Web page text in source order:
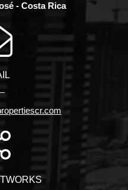
- Costa Rica